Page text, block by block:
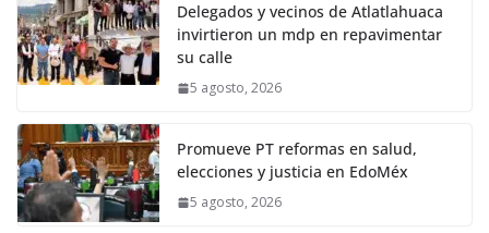
Delegados y vecinos de Atlatlahuaca
invirtieron un mdp en repavimentar
su calle
5 agosto, 2026
Promueve PT reformas en salud,
elecciones y justicia en EdoMéx
5 agosto, 2026